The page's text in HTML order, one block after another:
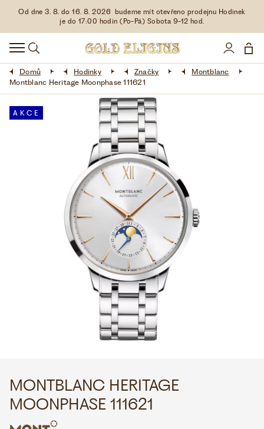
Od dne 3. 8. do 16. 8. 2026 budeme mít otevřeno prodejnu Hodinek
je do 17:00 hodin (Po-Pá) Sobota 9-12 hod.
HODINKY
DOPLŇKY
ŠPERKY
AKCE
LIMITOVANÉ EDICE
VŠE O NÁKUPU
WHATSAPP
VOLEJTE 9:00–18:00+420 775 138 346
Domů Hodinky Značky
Montblanc
Montblanc Heritage Moonphase 111621
AKCE
MONTBLANC HERITAGE
MOONPHASE 111621